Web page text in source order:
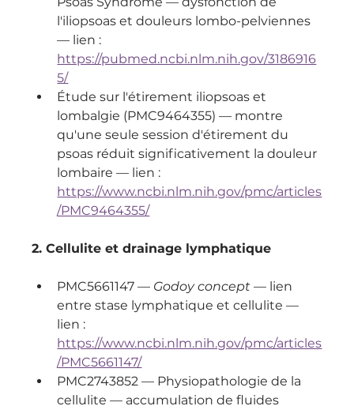
l'iliopsoas et douleurs lombo-pelviennes
— lien :
https://pubmed.ncbi.nlm.nih.gov/3186916
5/
Étude sur l'étirement iliopsoas et
lombalgie (PMC9464355) — montre
qu'une seule session d'étirement du
psoas réduit significativement la douleur
lombaire — lien :
https://www.ncbi.nlm.nih.gov/pmc/articles
/PMC9464355/
2. Cellulite et drainage lymphatique
PMC5661147 — Godoy concept — lien
entre stase lymphatique et cellulite —
lien :
https://www.ncbi.nlm.nih.gov/pmc/articles
/PMC5661147/
PMC2743852 — Physiopathologie de la
cellulite — accumulation de fluides